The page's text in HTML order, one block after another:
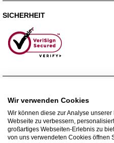
SICHERHEIT
WIR VERSENDEN MIT
Wir verwenden Cookies
Wir können diese zur Analyse
Webseite zu verbessern,
großartiges Webseiten-Erlebnis zu
von uns verwendeten Cookies öffnen